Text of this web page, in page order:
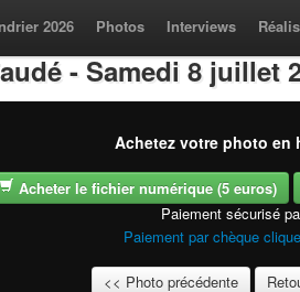
2026 Photos Interviews
- Samedi 8 juillet
Achetez votre photo en
Acheter le fichier numérique (5 euros)
Paiement sécurisé
Paiement par chèque
<< Photo précédente